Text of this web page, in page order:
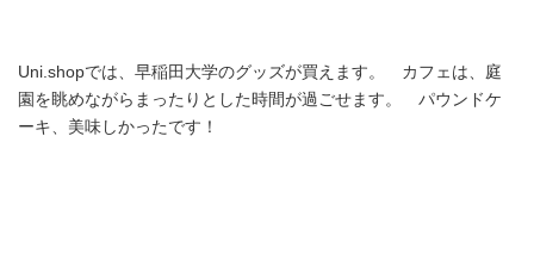
Uni.shopでは、早稲田大学のグッズが買えます。 カフェは、庭
園を眺めながらまったりとした時間が過ごせます。 パウンドケ
ーキ、美味しかったです！